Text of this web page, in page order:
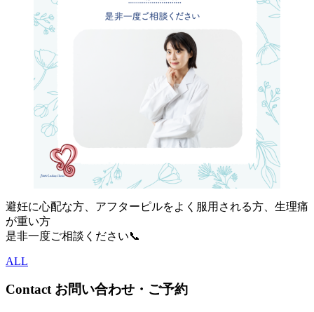
避妊に心配な方、アフターピルをよく服用される方、生理痛
が重い方
是非一度ご相談ください📞
ALL
Contact お問い合わせ・ご予約